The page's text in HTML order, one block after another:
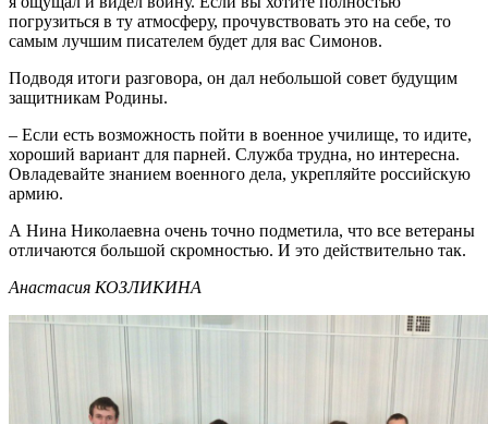
погрузиться в ту атмосферу, прочувствовать это на себе, то
самым лучшим писателем будет для вас Симонов.
Подводя итоги разговора, он дал небольшой совет будущим
защитникам Родины.
– Если есть возможность пойти в военное училище, то идите,
хороший вариант для парней. Служба трудна, но интересна.
Овладевайте знанием военного дела, укрепляйте российскую
армию.
А Нина Николаевна очень точно подметила, что все ветераны
отличаются большой скромностью. И это действительно так.
Анастасия КОЗЛИКИНА